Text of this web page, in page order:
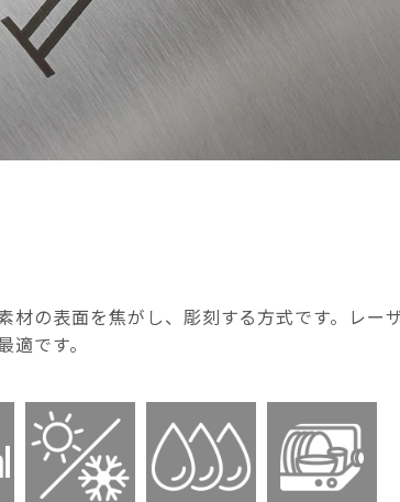
の表面を焦がし、彫刻する方式です。レー
です。